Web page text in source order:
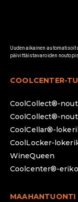
Uudenaikainen
päivittäistavaroiden
COOLCENTER-
CoolCollect®-
CoolCollect®-
CoolCellar®-
CoolLocker-
WineQueen
Coolcenter®-
MAAHANTUONTI